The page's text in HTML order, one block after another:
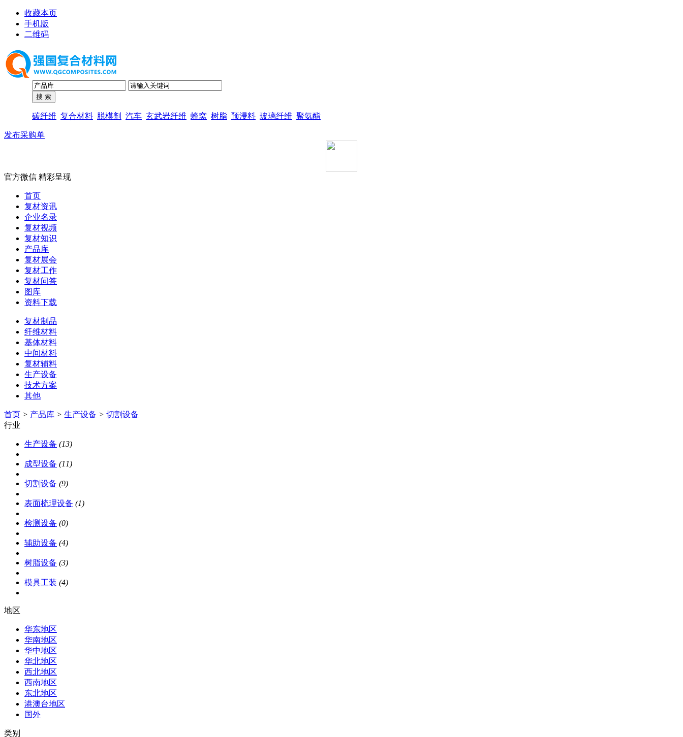
收藏本页
手机版
二维码
碳纤维 复合材料 脱模剂 汽车 玄武岩纤维 蜂窝 树脂 预浸料 玻璃纤维 聚氨酯
发布采购单
官方微信 精彩呈现
首页
复材资讯
企业名录
复材视频
复材知识
产品库
复材展会
复材工作
复材问答
图库
资料下载
复材制品
纤维材料
基体材料
中间材料
复材辅料
生产设备
技术方案
其他
首页 > 产品库 > 生产设备 > 切割设备
行业
生产设备 (13)
成型设备 (11)
切割设备 (9)
表面梳理设备 (1)
检测设备 (0)
辅助设备 (4)
树脂设备 (3)
模具工装 (4)
地区
华东地区
华南地区
华中地区
华北地区
西北地区
西南地区
东北地区
港澳台地区
国外
类别